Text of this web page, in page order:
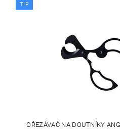
TIP
OŘEZÁVAČ NA DOUTNÍKY